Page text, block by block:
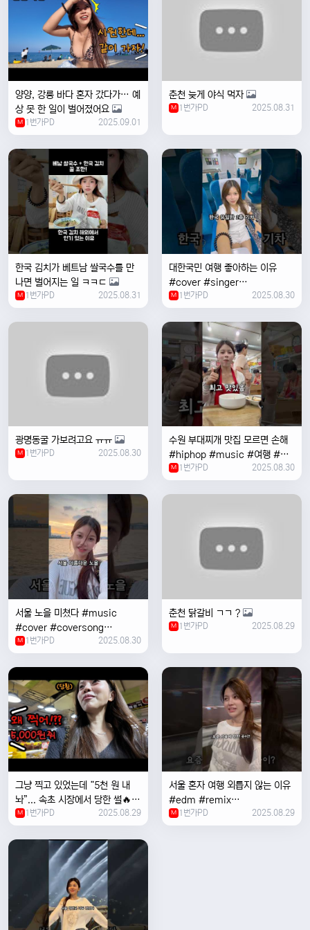
양양, 강릉 바다 혼자 갔다가… 예
상 못 한 일이 벌어졌어요
M 1번가PD 2025.09.01
춘천 늦게 야식 먹자
M 1번가PD 2025.08.31
한국 김치가 베트남 쌀국수를 만
나면 벌어지는 일 ㅋㅋㄷ
M 1번가PD 2025.08.31
대한국민 여행 좋아하는 이유
#cover #singer
#coversong #music #한국
여행 #한국
M 1번가PD 2025.08.30
광명동굴 가보려고요 ㅠㅠ
M 1번가PD 2025.08.30
수원 부대찌개 맛집 모르면 손해
#hiphop #music #여행 #맛
집 #수원 #한국여행 #베트남여
자 #혼자여행
M 1번가PD 2025.08.30
서울 노을 미쳤다 #music
#cover #coversong
#singer #서울 #노을 #한국 #
한강
M 1번가PD 2025.08.30
춘천 닭갈비 ㄱㄱ ?
M 1번가PD 2025.08.29
그냥 찍고 있었는데 “5천 원 내
놔”... 속초 시장에서 당한 썰🔥
M 1번가PD 2025.08.29
서울 혼자 여행 외릅지 않는 이유
#edm #remix
#electronicmusic #singer
#newmusic #music #여행
M 1번가PD 2025.08.29